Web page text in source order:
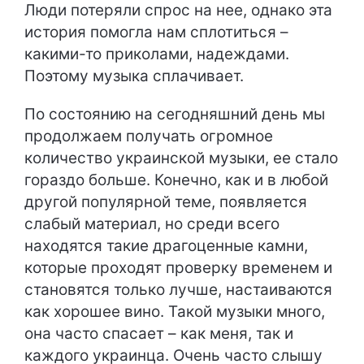
Люди потеряли спрос на нее, однако эта
история помогла нам сплотиться –
какими-то приколами, надеждами.
Поэтому музыка сплачивает.
По состоянию на сегодняшний день мы
продолжаем получать огромное
количество украинской музыки, ее стало
гораздо больше. Конечно, как и в любой
другой популярной теме, появляется
слабый материал, но среди всего
находятся такие драгоценные камни,
которые проходят проверку временем и
становятся только лучше, настаиваются
как хорошее вино. Такой музыки много,
она часто спасает – как меня, так и
каждого украинца. Очень часто слышу